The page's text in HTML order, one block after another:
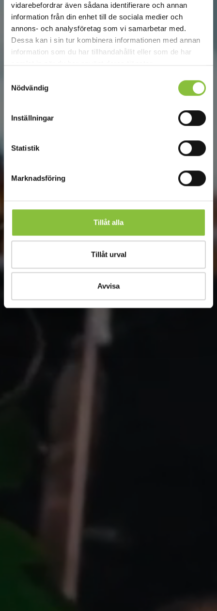
vidarebefordrar även sådana identifierare och annan
information från din enhet till de sociala medier och
annons- och analysföretag som vi samarbetar med.
Dessa kan i sin tur kombinera informationen med annan
information som du har tillhandahållit eller som de har
samlat in när du har använt deras tjänster.
Nödvändig
Inställningar
Statistik
Marknadsföring
Tillåt alla
Tillåt urval
Avvisa